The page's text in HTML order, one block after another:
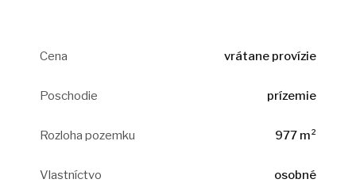
Cena vrátane provízie
Poschodie prízemie
Rozloha pozemku 977 m²
Vlastníctvo osobné